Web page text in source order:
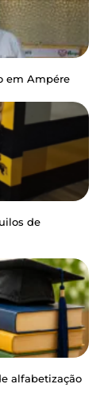
em Ampére
de
alfabetização